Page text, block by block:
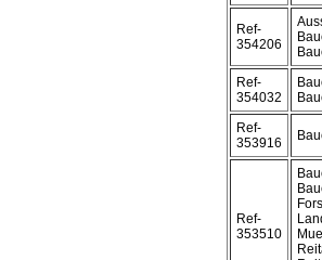
Ref-
354206
Ref-
354032
Ref-
353916
Ref-
353510